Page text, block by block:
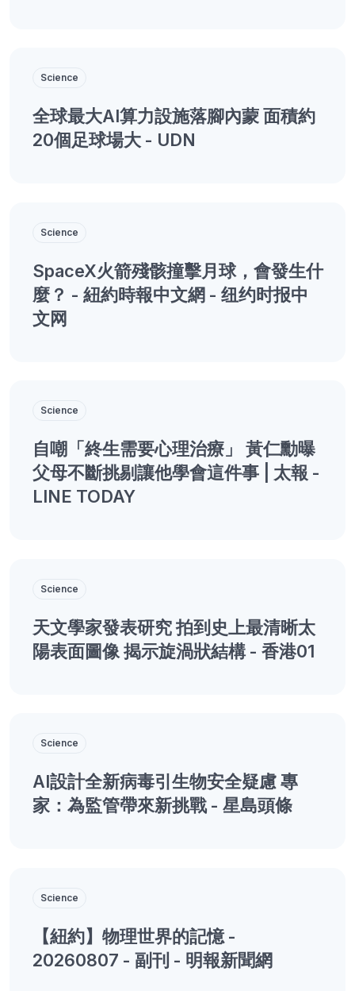
Science
全球最大AI算力設施落腳內蒙 面積約
20個足球場大 - UDN
Science
SpaceX火箭殘骸撞擊月球，會發生什
麼？ - 紐約時報中文網 - 纽约时报中
文网
Science
自嘲「終生需要心理治療」 黃仁勳曝
父母不斷挑剔讓他學會這件事 | 太報 -
LINE TODAY
Science
天文學家發表研究 拍到史上最清晰太
陽表面圖像 揭示旋渦狀結構 - 香港01
Science
AI設計全新病毒引生物安全疑慮 專
家：為監管帶來新挑戰 - 星島頭條
Science
【紐約】物理世界的記憶 -
20260807 - 副刊 - 明報新聞網